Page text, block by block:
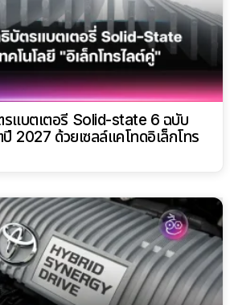
แบตเตอรี่ Solid-state 6 ฉบับ
2027 ด้วยเซลล์แคโทดอิเล็กโทร